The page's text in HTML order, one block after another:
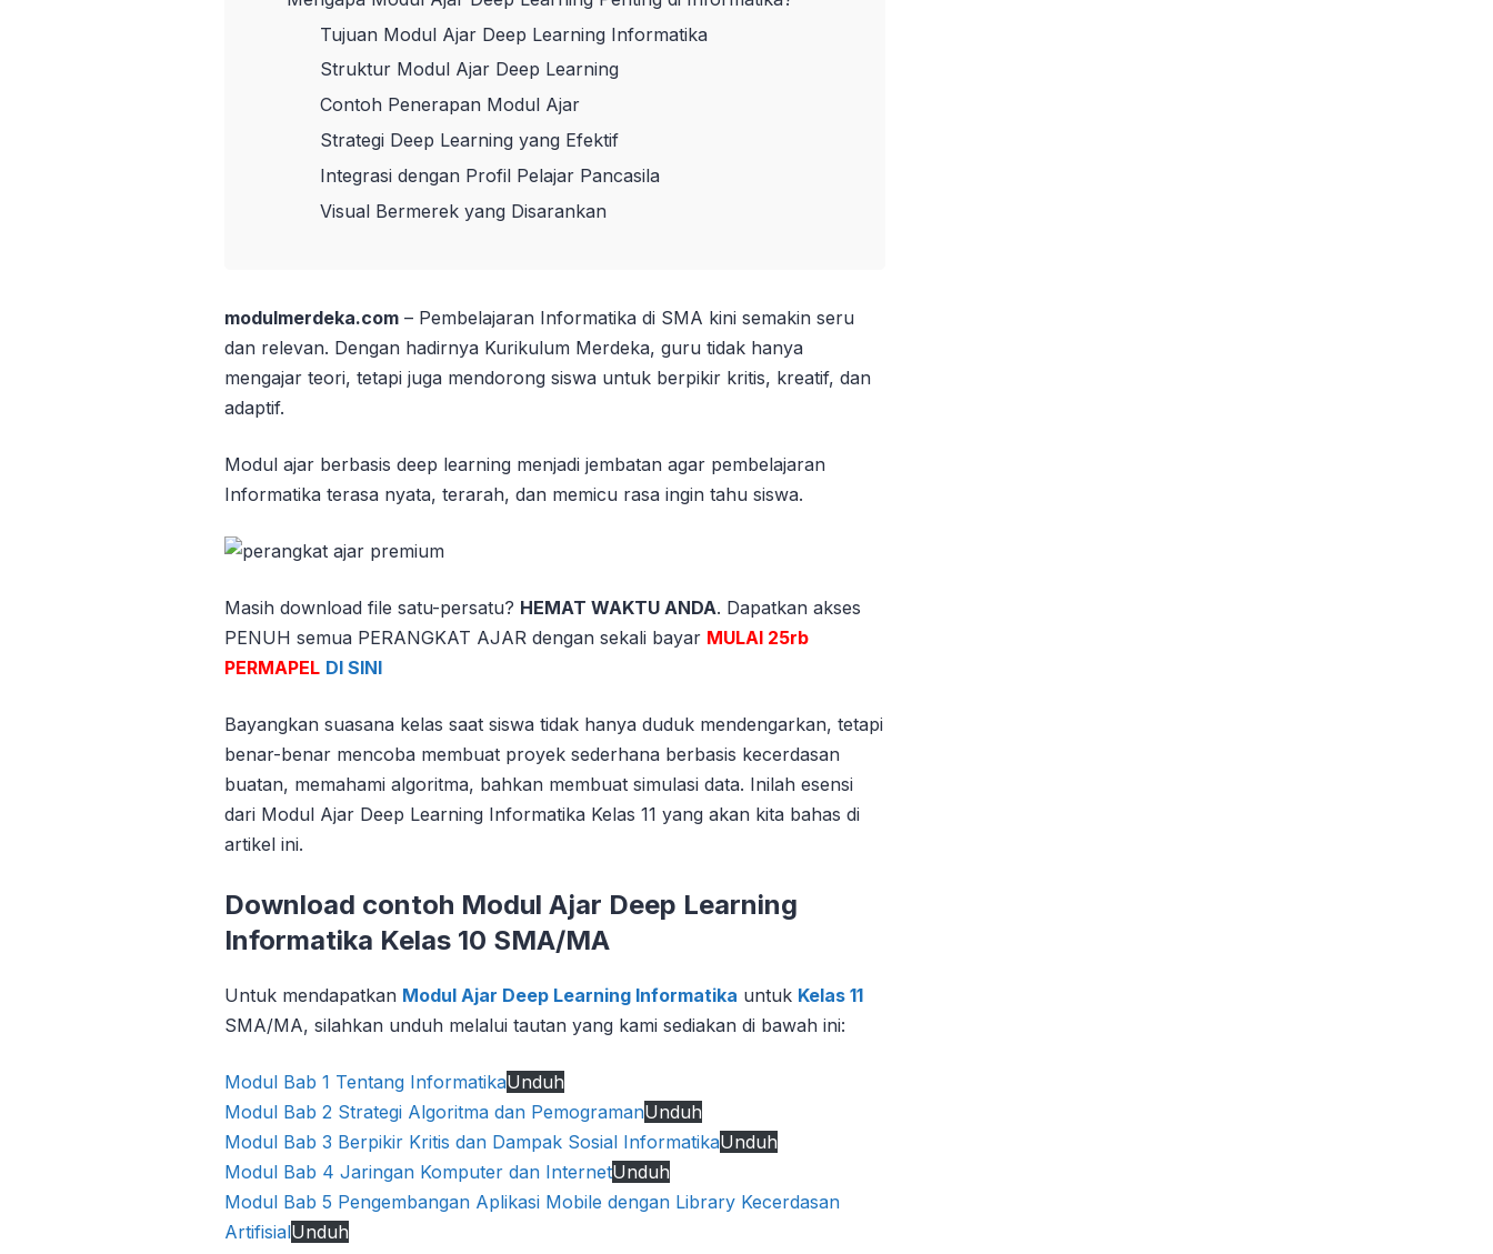
Tujuan Modul Ajar Deep Learning Informatika
Struktur Modul Ajar Deep Learning
Contoh Penerapan Modul Ajar
Strategi Deep Learning yang Efektif
Integrasi dengan Profil Pelajar Pancasila
Visual Bermerek yang Disarankan
modulmerdeka.com – Pembelajaran Informatika di SMA kini semakin seru
dan relevan. Dengan hadirnya Kurikulum Merdeka, guru tidak hanya
mengajar teori, tetapi juga mendorong siswa untuk berpikir kritis, kreatif, dan
adaptif.
Modul ajar berbasis deep learning menjadi jembatan agar pembelajaran
Informatika terasa nyata, terarah, dan memicu rasa ingin tahu siswa.
Masih download file satu-persatu? HEMAT WAKTU ANDA. Dapatkan akses
PENUH semua PERANGKAT AJAR dengan sekali bayar MULAI 25rb
PERMAPEL DI SINI
Bayangkan suasana kelas saat siswa tidak hanya duduk mendengarkan, tetapi
benar-benar mencoba membuat proyek sederhana berbasis kecerdasan
buatan, memahami algoritma, bahkan membuat simulasi data. Inilah esensi
dari Modul Ajar Deep Learning Informatika Kelas 11 yang akan kita bahas di
artikel ini.
Download contoh Modul Ajar Deep Learning
Informatika Kelas 10 SMA/MA
Untuk mendapatkan Modul Ajar Deep Learning Informatika untuk Kelas 11
SMA/MA, silahkan unduh melalui tautan yang kami sediakan di bawah ini:
Modul Bab 1 Tentang InformatikaUnduh
Modul Bab 2 Strategi Algoritma dan PemogramanUnduh
Modul Bab 3 Berpikir Kritis dan Dampak Sosial InformatikaUnduh
Modul Bab 4 Jaringan Komputer dan InternetUnduh
Modul Bab 5 Pengembangan Aplikasi Mobile dengan Library Kecerdasan
ArtifisialUnduh